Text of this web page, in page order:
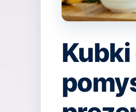
Kubki